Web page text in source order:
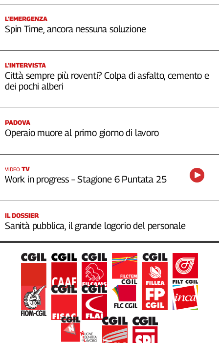
L’EMERGENZA
Spin Time, ancora nessuna soluzione
L’INTERVISTA
Città sempre più roventi? Colpa di asfalto, cemento e
dei pochi alberi
PADOVA
Operaio muore al primo giorno di lavoro
VIDEO TV
Work in progress – Stagione 6 Puntata 25
IL DOSSIER
Sanità pubblica, il grande logorio del personale